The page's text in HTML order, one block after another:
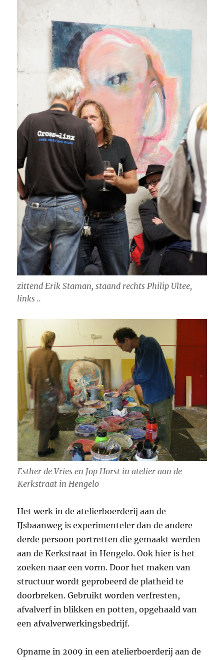
zittend Erik Staman, staand rechts Philip Ultee,
links ..
Esther de Vries en Jop Horst in atelier aan de
Kerkstraat in Hengelo
Het werk in de atelierboerderij aan de
IJsbaanweg is experimenteler dan de andere
derde persoon portretten die gemaakt werden
aan de Kerkstraat in Hengelo. Ook hier is het
zoeken naar een vorm. Door het maken van
structuur wordt geprobeerd de platheid te
doorbreken. Gebruikt worden verfresten,
afvalverf in blikken en potten, opgehaald van
een afvalverwerkingsbedrijf.
Opname in 2009 in een atelierboerderij aan de